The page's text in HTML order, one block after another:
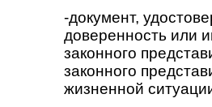
-документ,
доверенность или
законного
законного
жизненной